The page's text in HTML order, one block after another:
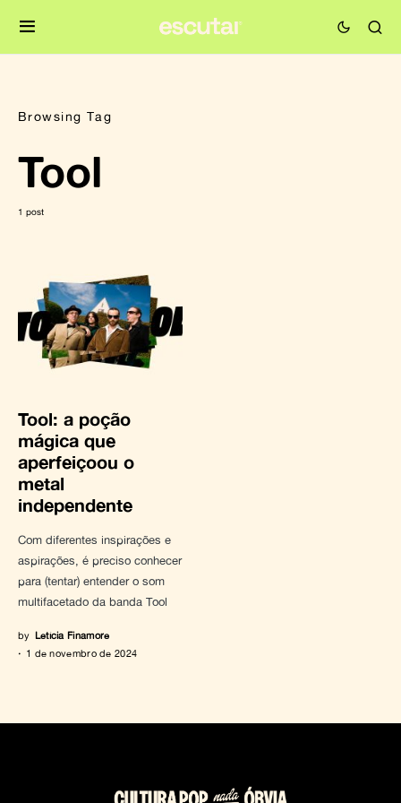
Browsing Tag
Tool
1 post
Tool: a poção
mágica que
aperfeiçoou o
metal
independente
Com diferentes inspirações e
aspirações, é preciso conhecer
para (tentar) entender o som
multifacetado da banda Tool
by Letícia Finamore
1 de novembro de 2024